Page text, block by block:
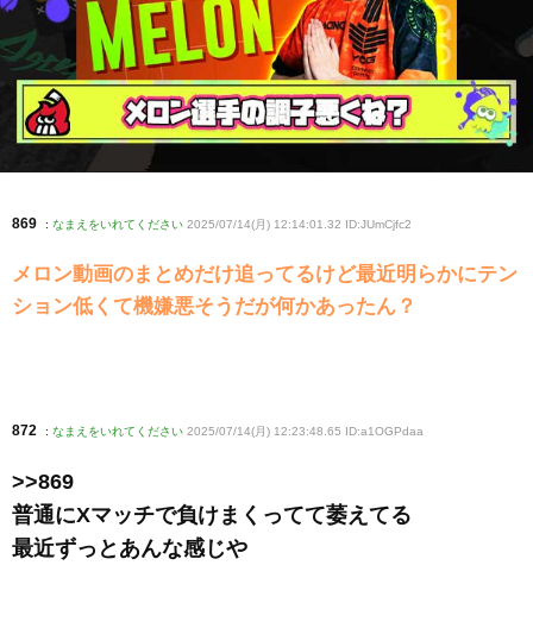
869 : なまえをいれてください 2025/07/14(月) 12:14:01.32 ID:JUmCjfc2
メロン動画のまとめだけ追ってるけど最近明らかにテン
ション低くて機嫌悪そうだが何かあったん？
872 : なまえをいれてください 2025/07/14(月) 12:23:48.65 ID:a1OGPdaa
>>869
普通にXマッチで負けまくってて萎えてる
最近ずっとあんな感じや